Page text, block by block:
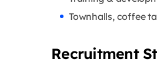
Townhalls, coffee
Recruitment